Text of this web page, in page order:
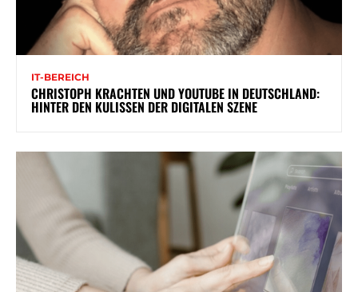
IT-BEREICH
CHRISTOPH KRACHTEN UND YOUTUBE IN DEUTSCHLAND:
HINTER DEN KULISSEN DER DIGITALEN SZENE